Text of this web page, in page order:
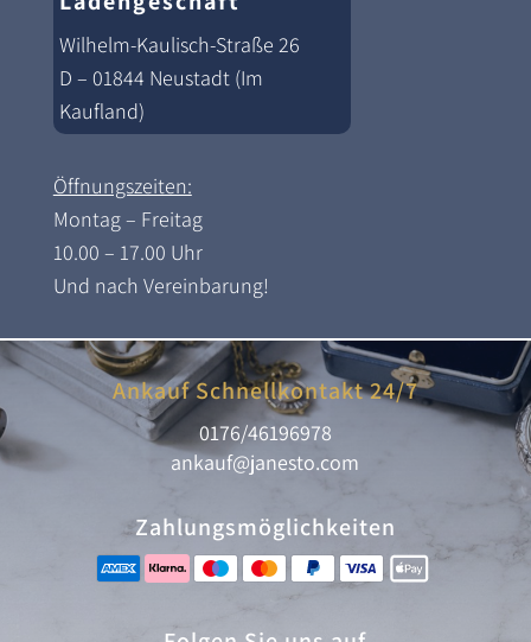
Wilhelm-Kaulisch-Straße 26
D – 01844 Neustadt (Im
Kaufland)
Öffnungszeiten:
Montag – Freitag
10.00 – 17.00 Uhr
Und nach Vereinbarung!
Ankauf Schnellkontakt 24/7
0176/46196978
ankauf@janesto.com
Zahlungsmöglichkeiten